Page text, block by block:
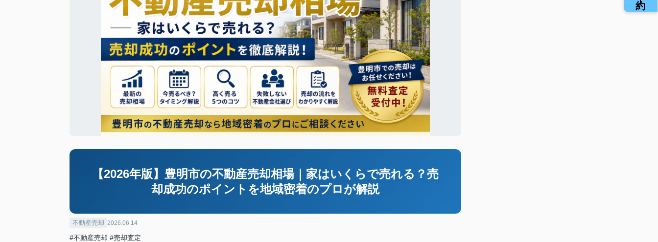
【2026年版】豊明市の不動産売却相場｜家はいくらで売れる？売
却成功のポイントを地域密着のプロが解説
不動産売却 2026.06.14
#不動産売却 #売却査定